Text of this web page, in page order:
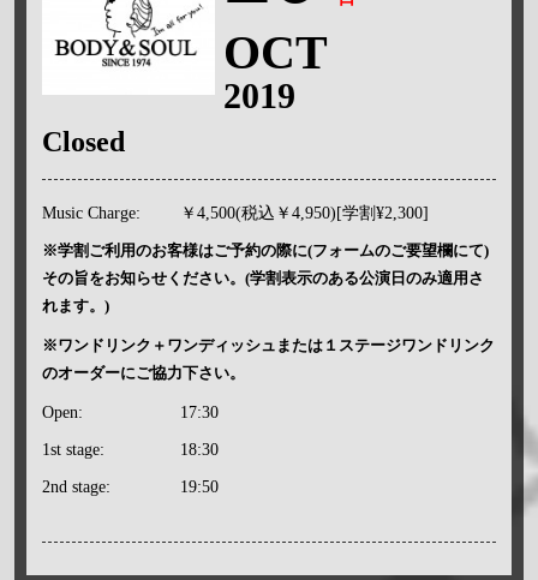
OCT
2019
Closed
Music Charge: ￥4,500(税込￥4,950)[学割¥2,300]
※学割ご利用のお客様はご予約の際に(フォームのご要望欄にて)
その旨をお知らせください。(学割表示のある公演日のみ適用さ
れます。)
※ワンドリンク＋ワンディッシュまたは１ステージワンドリンク
のオーダーにご協力下さい。
Open: 17:30
1st stage: 18:30
2nd stage: 19:50